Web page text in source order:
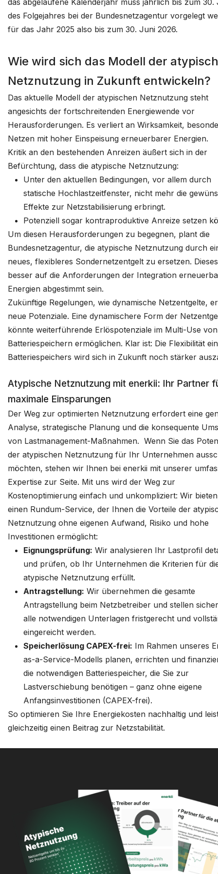
das abgelaufene Kalenderjahr muss jährlich bis zum 30.
des Folgejahres bei der Bundesnetzagentur vorgelegt
für das Jahr 2025 also bis zum 30. Juni 2026.
Wie wird sich das Modell der
Netznutzung in Zukunft entwickeln?
Das aktuelle Modell der atypischen Netznutzung steht
angesichts der fortschreitenden Energiewende vor
Herausforderungen. Es verliert an Wirksamkeit,
Netzen mit hoher Einspeisung erneuerbarer Energien.
Kritik an den bestehenden Anreizen äußert sich in der
Befürchtung, dass die atypische Netznutzung:
Unter den aktuellen Bedingungen, vor allem durch
statische Hochlastzeitfenster, nicht mehr die
Effekte zur Netzstabilisierung erbringt.
Potenziell sogar kontraproduktive Anreize setzen
Um diesen Herausforderungen zu begegnen, plant die
Bundesnetzagentur, die atypische Netznutzung durch
neues, flexibleres Sondernetzentgelt zu ersetzen.
besser auf die Anforderungen der Integration
Energien abgestimmt sein.
Zukünftige Regelungen, wie dynamische Netzentgelte,
neue Potenziale. Eine dynamischere Form der
könnte weiterführende Erlöspotenziale im Multi-Use von
Batteriespeichern ermöglichen. Klar ist: Die Flexibilität
Batteriespeichers wird sich in Zukunft noch stärker
Atypische Netznutzung mit enerkii: Ihr Partner
maximale Einsparungen
Der Weg zur optimierten Netznutzung erfordert eine
Analyse, strategische Planung und die konsequente
von Lastmanagement-Maßnahmen. Wenn Sie das
der atypischen Netznutzung für Ihr Unternehmen
möchten, stehen wir Ihnen bei enerkii mit unserer
Expertise zur Seite. Mit uns wird der Weg zur
Kostenoptimierung einfach und unkompliziert: Wir
einen Rundum-Service, der Ihnen die Vorteile der
Netznutzung ohne eigenen Aufwand, Risiko und hohe
Investitionen ermöglicht:
Eignungsprüfung: Wir analysieren Ihr Lastprofil
und prüfen, ob Ihr Unternehmen die Kriterien für
atypische Netznutzung erfüllt.
Antragstellung: Wir übernehmen die gesamte
Antragstellung beim Netzbetreiber und stellen
alle notwendigen Unterlagen fristgerecht und
eingereicht werden.
Speicherlösung CAPEX-frei: Im Rahmen unseres
as-a-Service-Modells planen, errichten und
die notwendigen Batteriespeicher, die Sie zur
Lastverschiebung benötigen – ganz ohne eigene
Anfangsinvestitionen (CAPEX-frei).
So optimieren Sie Ihre Energiekosten nachhaltig und
gleichzeitig einen Beitrag zur Netzstabilität.